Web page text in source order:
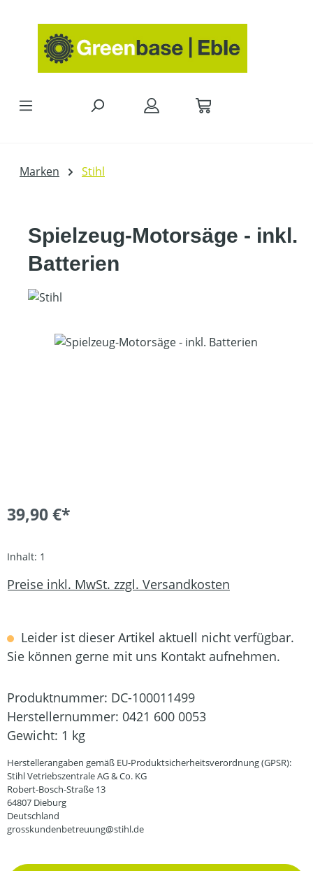
Marken Stihl
Spielzeug-Motorsäge - inkl.
Batterien
Bildergalerie überspringen
39,90 €*
Inhalt: 1
Preise inkl. MwSt. zzgl. Versandkosten
Leider ist dieser Artikel aktuell nicht verfügbar.
Sie können gerne mit uns Kontakt aufnehmen.
Produktnummer: DC-100011499
Herstellernummer: 0421 600 0053
Gewicht: 1 kg
Herstellerangaben gemäß EU-Produktsicherheitsverordnung (GPSR):
Stihl Vetriebszentrale AG & Co. KG
Robert-Bosch-Straße 13
64807 Dieburg
Deutschland
grosskundenbetreuung@stihl.de